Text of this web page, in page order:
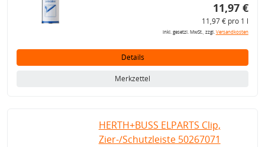
11,97 €
11,97 € pro 1 l
inkl. gesetzl. MwSt., zzgl.Versandkosten
Details
Merkzettel
HERTH+BUSS ELPARTS Clip,
Zier-/Schutzleiste 50267071